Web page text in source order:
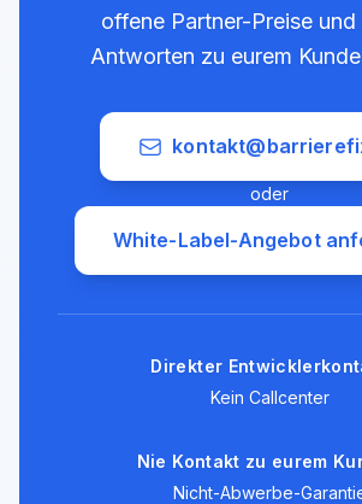
offene Partner-Preise und
Antworten zu eurem
oder
White-Label-Angebot
Direkter
Kein Callcenter
Nie Kontakt zu eurem
Nicht-Abwerbe-